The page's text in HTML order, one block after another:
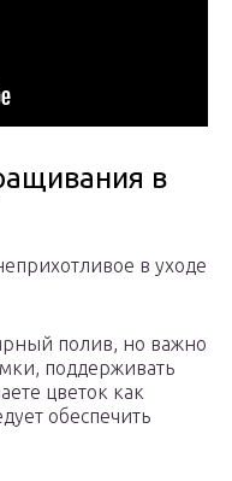
в
в уходе
полив, но важно
поддерживать
цветок как
обеспечить